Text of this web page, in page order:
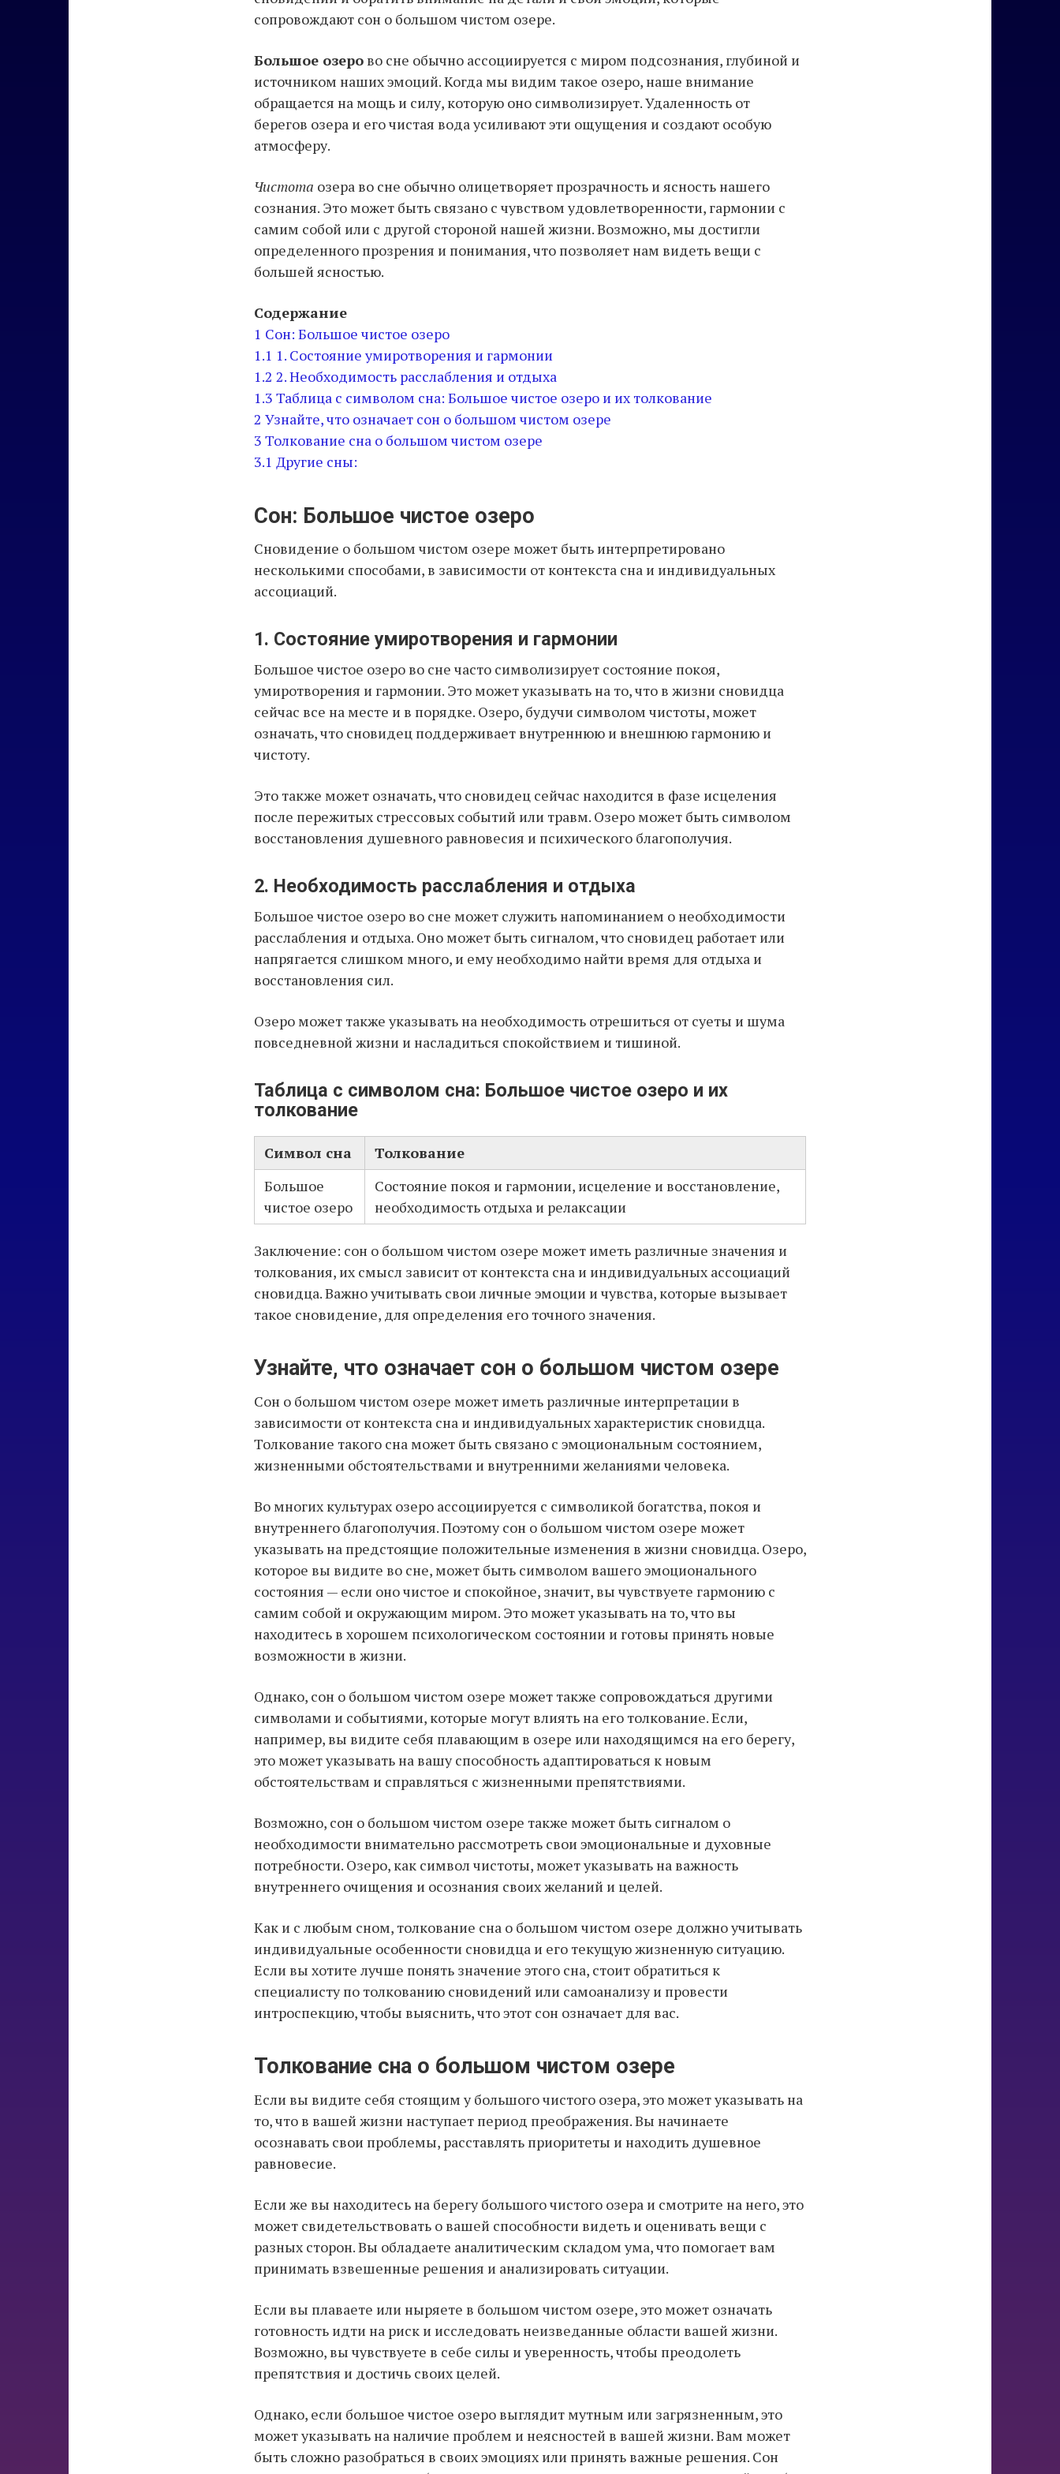
сопровождают сон о большом чистом озере.
Большое озеро во сне обычно ассоциируется с миром подсознания, глубиной и
источником наших эмоций. Когда мы видим такое озеро, наше внимание
обращается на мощь и силу, которую оно символизирует. Удаленность от
берегов озера и его чистая вода усиливают эти ощущения и создают особую
атмосферу.
Чистота озера во сне обычно олицетворяет прозрачность и ясность нашего
сознания. Это может быть связано с чувством удовлетворенности, гармонии с
самим собой или с другой стороной нашей жизни. Возможно, мы достигли
определенного прозрения и понимания, что позволяет нам видеть вещи с
большей ясностью.
Содержание
1 Сон: Большое чистое озеро
1.1 1. Состояние умиротворения и гармонии
1.2 2. Необходимость расслабления и отдыха
1.3 Таблица с символом сна: Большое чистое озеро и их толкование
2 Узнайте, что означает сон о большом чистом озере
3 Толкование сна о большом чистом озере
3.1 Другие сны:
Сон: Большое чистое озеро
Сновидение о большом чистом озере может быть интерпретировано
несколькими способами, в зависимости от контекста сна и индивидуальных
ассоциаций.
1. Состояние умиротворения и гармонии
Большое чистое озеро во сне часто символизирует состояние покоя,
умиротворения и гармонии. Это может указывать на то, что в жизни сновидца
сейчас все на месте и в порядке. Озеро, будучи символом чистоты, может
означать, что сновидец поддерживает внутреннюю и внешнюю гармонию и
чистоту.
Это также может означать, что сновидец сейчас находится в фазе исцеления
после пережитых стрессовых событий или травм. Озеро может быть символом
восстановления душевного равновесия и психического благополучия.
2. Необходимость расслабления и отдыха
Большое чистое озеро во сне может служить напоминанием о необходимости
расслабления и отдыха. Оно может быть сигналом, что сновидец работает или
напрягается слишком много, и ему необходимо найти время для отдыха и
восстановления сил.
Озеро может также указывать на необходимость отрешиться от суеты и шума
повседневной жизни и насладиться спокойствием и тишиной.
Таблица с символом сна: Большое чистое озеро и их
толкование
Символ сна
Толкование
Большое
чистое озеро
Состояние покоя и гармонии, исцеление и восстановление,
необходимость отдыха и релаксации
Заключение: сон о большом чистом озере может иметь различные значения и
толкования, их смысл зависит от контекста сна и индивидуальных ассоциаций
сновидца. Важно учитывать свои личные эмоции и чувства, которые вызывает
такое сновидение, для определения его точного значения.
Узнайте, что означает сон о большом чистом озере
Сон о большом чистом озере может иметь различные интерпретации в
зависимости от контекста сна и индивидуальных характеристик сновидца.
Толкование такого сна может быть связано с эмоциональным состоянием,
жизненными обстоятельствами и внутренними желаниями человека.
Во многих культурах озеро ассоциируется с символикой богатства, покоя и
внутреннего благополучия. Поэтому сон о большом чистом озере может
указывать на предстоящие положительные изменения в жизни сновидца. Озеро,
которое вы видите во сне, может быть символом вашего эмоционального
состояния — если оно чистое и спокойное, значит, вы чувствуете гармонию с
самим собой и окружающим миром. Это может указывать на то, что вы
находитесь в хорошем психологическом состоянии и готовы принять новые
возможности в жизни.
Однако, сон о большом чистом озере может также сопровождаться другими
символами и событиями, которые могут влиять на его толкование. Если,
например, вы видите себя плавающим в озере или находящимся на его берегу,
это может указывать на вашу способность адаптироваться к новым
обстоятельствам и справляться с жизненными препятствиями.
Возможно, сон о большом чистом озере также может быть сигналом о
необходимости внимательно рассмотреть свои эмоциональные и духовные
потребности. Озеро, как символ чистоты, может указывать на важность
внутреннего очищения и осознания своих желаний и целей.
Как и с любым сном, толкование сна о большом чистом озере должно учитывать
индивидуальные особенности сновидца и его текущую жизненную ситуацию.
Если вы хотите лучше понять значение этого сна, стоит обратиться к
специалисту по толкованию сновидений или самоанализу и провести
интроспекцию, чтобы выяснить, что этот сон означает для вас.
Толкование сна о большом чистом озере
Если вы видите себя стоящим у большого чистого озера, это может указывать на
то, что в вашей жизни наступает период преображения. Вы начинаете
осознавать свои проблемы, расставлять приоритеты и находить душевное
равновесие.
Если же вы находитесь на берегу большого чистого озера и смотрите на него, это
может свидетельствовать о вашей способности видеть и оценивать вещи с
разных сторон. Вы обладаете аналитическим складом ума, что помогает вам
принимать взвешенные решения и анализировать ситуации.
Если вы плаваете или ныряете в большом чистом озере, это может означать
готовность идти на риск и исследовать неизведанные области вашей жизни.
Возможно, вы чувствуете в себе силы и уверенность, чтобы преодолеть
препятствия и достичь своих целей.
Однако, если большое чистое озеро выглядит мутным или загрязненным, это
может указывать на наличие проблем и неясностей в вашей жизни. Вам может
быть сложно разобраться в своих эмоциях или принять важные решения. Сон